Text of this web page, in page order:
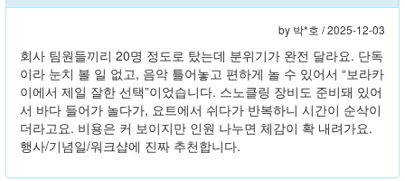
by 박*호 /2025-12-03
회사 팀원들끼리 20명 정도로 탔는데 분위기가 완전 달라요. 단독
이라 눈치 볼 일 없고, 음악 틀어놓고 편하게 놀 수 있어서 “보라카
이에서 제일 잘한 선택”이었습니다. 스노클링 장비도 준비돼 있어
서 바다 들어가 놀다가, 요트에서 쉬다가 반복하니 시간이 순삭이
더라고요. 비용은 커 보이지만 인원 나누면 체감이 확 내려가요.
행사/기념일/워크샵에 진짜 추천합니다.